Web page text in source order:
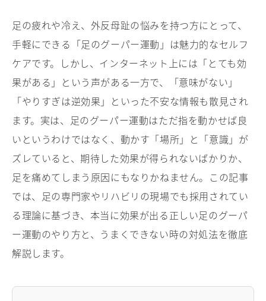
足の疲れや冷え、外反母趾の悩みを持つ方にとって、
手軽にできる「足のグーパー運動」は魅力的なセルフ
ケアです。しかし、インターネット上には「とても効
果がある」という声がある一方で、「意味がない」
「やりすぎは逆効果」といった不安な情報も散見され
ます。実は、足のグーパー運動はただ指を動かせば良
いというわけではなく、動かす「場所」と「意識」が
ズレていると、期待した効果が得られないばかりか、
足を痛めてしまう原因にもなりかねません。この記事
では、足の専門家やリハビリの現場でも採用されてい
る理論に基づき、本当に効果が出る正しい足のグーパ
ー運動のやり方と、うまくできない時の対処法を徹底
解説します。